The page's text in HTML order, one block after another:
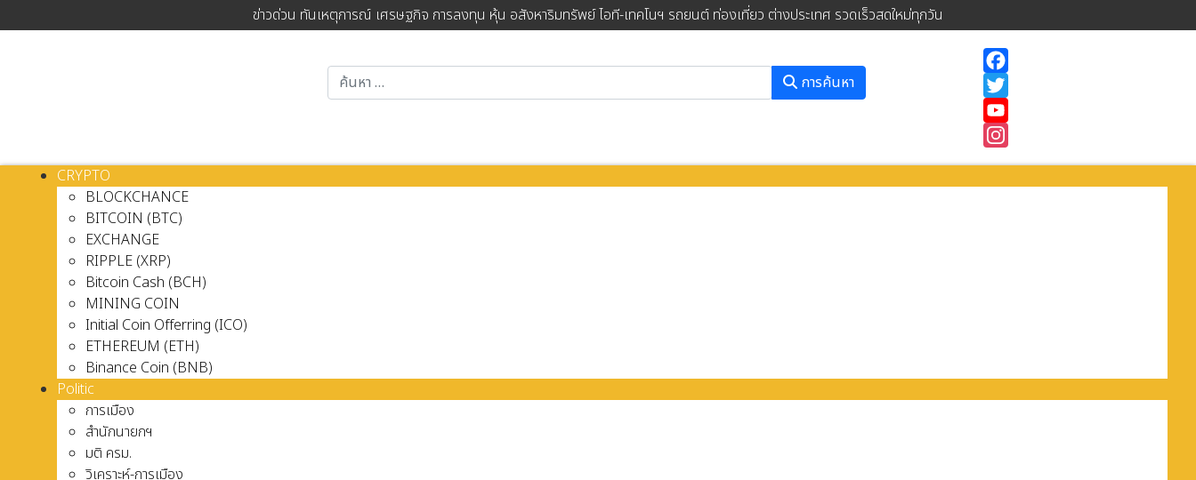
ข่าวด่วน ทันเหตุการณ์ เศรษฐกิจ การลงทุน หุ้น อสังหาริมทรัพย์ ไอที-เทคโนฯ รถยนต์ ท่องเที่ยว ต่างประเทศ รวดเร็วสดใหม่ทุกวัน
การค้นหา
Instagram
CRYPTO
BLOCKCHANCE
BITCOIN (BTC)
EXCHANGE
RIPPLE (XRP)
Bitcoin Cash (BCH)
MINING COIN
Initial Coin Offerring (ICO)
ETHEREUM (ETH)
Binance Coin (BNB)
Politic
การเมือง
สำนักนายกฯ
มติ ครม.
วิเคราะห์-การเมือง